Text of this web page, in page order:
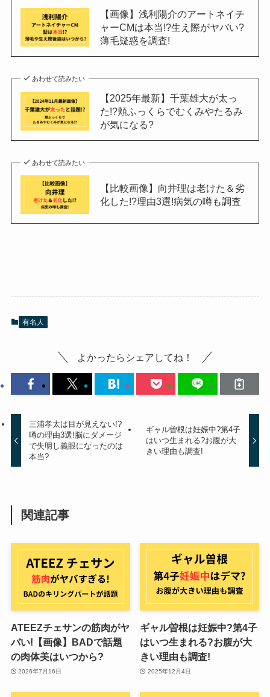
【画像】浅利陽介のアートネイチ
ャーCMは本当!?生え際がヤバい?
薄毛疑惑を調査!
あわせて読みたい
【2025年最新】千葉雄大が太っ
た!?頬ふっくらでむくみやたるみ
が気になる?
あわせて読みたい
【比較画像】向井理は老けた＆劣
化した!?理由3選!病気の噂も調査
有名人
よかったらシェアしてね！
三浦孝太は目が見えない!?
噂の理由3選!脳にダメージ
で失明し義眼になったのは
本当?
ギャル曽根は妊娠中?第4子
はいつ生まれる?お腹が大
きい理由も調査!
関連記事
ATEEZチェサンの筋肉がヤ
バい!【画像】BADで話題
の肉体美はいつから?
2026年7月16日
ギャル曽根は妊娠中?第4子
はいつ生まれる?お腹が大
きい理由も調査!
2025年12月4日